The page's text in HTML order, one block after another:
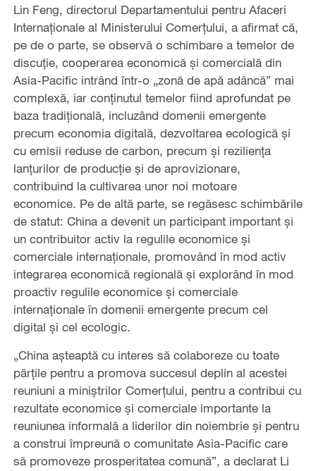
Lin Feng, directorul Departamentului pentru Afaceri
Internaționale al Ministerului Comerțului, a afirmat că,
pe de o parte, se observă o schimbare a temelor de
discuție, cooperarea economică și comercială din
Asia-Pacific intrând într-o „zonă de apă adâncă” mai
complexă, iar conținutul temelor fiind aprofundat pe
baza tradițională, incluzând domenii emergente
precum economia digitală, dezvoltarea ecologică și
cu emisii reduse de carbon, precum și reziliența
lanțurilor de producție și de aprovizionare,
contribuind la cultivarea unor noi motoare
economice. Pe de altă parte, se regăsesc schimbările
de statut: China a devenit un participant important și
un contribuitor activ la regulile economice și
comerciale internaționale, promovând în mod activ
integrarea economică regională și explorând în mod
proactiv regulile economice și comerciale
internaționale în domenii emergente precum cel
digital și cel ecologic.
„China așteaptă cu interes să colaboreze cu toate
părțile pentru a promova succesul deplin al acestei
reuniuni a miniștrilor Comerțului, pentru a contribui cu
rezultate economice și comerciale importante la
reuniunea informală a liderilor din noiembrie și pentru
a construi împreună o comunitate Asia-Pacific care
să promoveze prosperitatea comună”, a declarat Li